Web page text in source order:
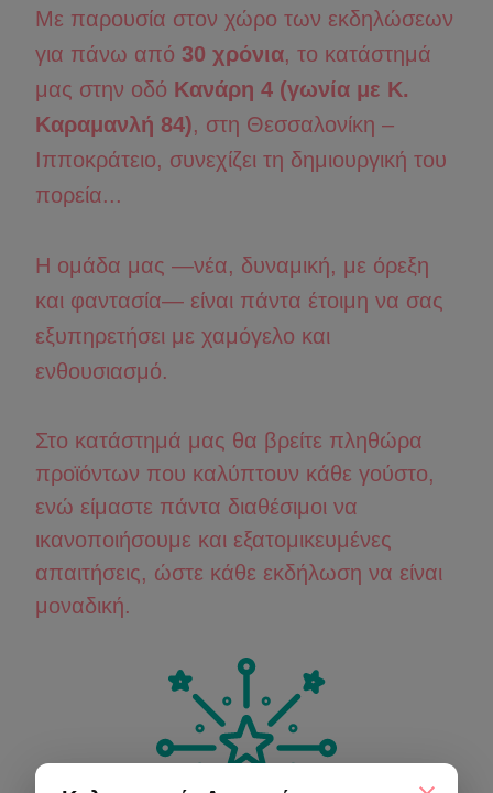
Με παρουσία στον χώρο των εκδηλώσεων
για πάνω από 30 χρόνια, το κατάστημά
μας στην οδό Κανάρη 4 (γωνία με Κ.
Καραμανλή 84), στη Θεσσαλονίκη –
Ιπποκράτειο, συνεχίζει τη δημιουργική του
πορεία...
Η ομάδα μας —νέα, δυναμική, με όρεξη
και φαντασία— είναι πάντα έτοιμη να σας
εξυπηρετήσει με χαμόγελο και
ενθουσιασμό.
Στο κατάστημά μας θα βρείτε πληθώρα
προϊόντων που καλύπτουν κάθε γούστο,
ενώ είμαστε πάντα διαθέσιμοι να
ικανοποιήσουμε και εξατομικευμένες
απαιτήσεις, ώστε κάθε εκδήλωση να είναι
μοναδική.